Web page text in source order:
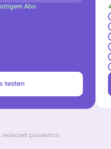
Abo
testen
Jederzeit pausierbar